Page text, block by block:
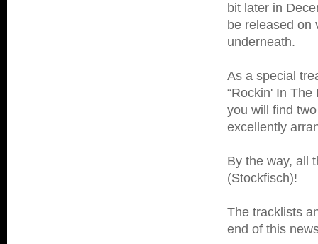
bit later in
be released on
underneath.
As a special
“Rockin' In
you will find
excellently
By the way, all
(Stockfisch)!
The tracklists
end of this